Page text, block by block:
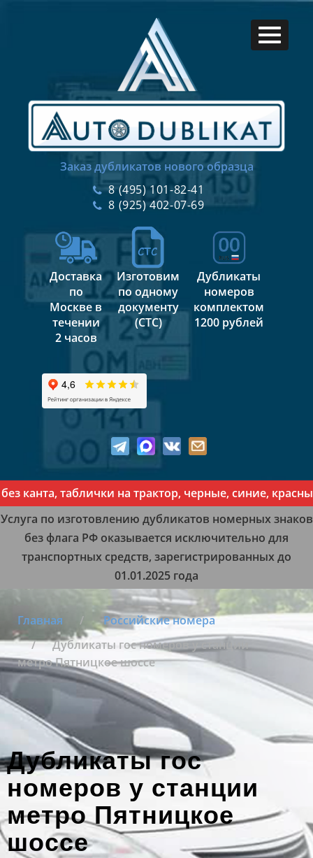
Заказ дубликатов нового образца
8 (495) 101-82-41
8 (925) 402-07-69
Доставка
по
Москве в
течении
2 часов
Изготовим
по одному
документу
(СТС)
Дубликаты
номеров
комплектом
1200 рублей
таблички на трактор, черные, синие, красные,
Услуга по изготовлению дубликатов номерных знаков
без флага РФ оказывается исключительно для
транспортных средств, зарегистрированных до
01.01.2025 года
Главная
Российские номера
Дубликаты гос номеров у станции
метро Пятницкое шоссе
Дубликаты гос
номеров у станции
метро Пятницкое
шоссе